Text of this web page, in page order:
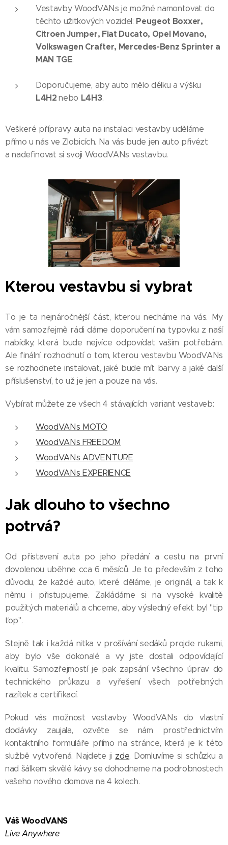
Vestavby WoodVANs je možné namontovat do
těchto užitkových vozidel: Peugeot Boxxer,
Citroen Jumper, Fiat Ducato, Opel Movano,
Volkswagen Crafter, Mercedes-Benz Sprinter a
MAN TGE.
Doporučujeme, aby auto mělo délku a výšku
L4H2nebo L4H3.
Veškeré přípravy auta na instalaci vestavby uděláme
přímo u nás ve Zlobicích. Na vás bude jen auto přivézt
a nadefinovat si svoji WoodVANs vestavbu.
Kterou vestavbu si vybrat
To je ta nejnáročnější část, kterou necháme na vás. My
vám samozřejmě rádi dáme doporučení na typovku z naší
nabídky, která bude nejvíce odpovídat vašim potřebám.
Ale finální rozhodnutí o tom, kterou vestavbu WoodVANs
se rozhodnete instalovat, jaké bude mít barvy a jaké další
příslušenství, to už je jen a pouze na vás.
Vybírat můžete ze všech 4 stávajících variant vestaveb:
WoodVANs MOTO
WoodVANs FREEDOM
WoodVANs ADVENTURE
WoodVANs EXPERIENCE
Jak dlouho to všechno
potrvá?
Od přistavení auta po jeho předání a cestu na první
dovolenou uběhne cca 6 měsíců. Je to především z toho
důvodu, že každé auto, které děláme, je originál, a tak k
němu i přistupujeme. Zakládáme si na vysoké kvalitě
použitých materiálů a chceme, aby výsledný efekt byl "tip
ťop".
Stejně tak i každá nitka v prošívání sedáků projde rukami,
aby bylo vše dokonalé a vy jste dostali odpovídající
kvalitu. Samozřejmostí je pak zapsání všechno úprav do
technického průkazu a vyřešení všech potřebných
razítek a certifikací.
Pokud vás možnost vestavby WoodVANs do vlastní
dodávky zaujala, ozvěte se nám prostřednictvím
kontaktního formuláře přímo na stránce, která je k této
službě vytvořená. Najdete ji zde. Domluvíme si schůzku a
nad šálkem skvělé kávy se dohodneme na podrobnostech
vašeho nového domova na 4 kolech.
Váš WoodVANS
Live Anywhere